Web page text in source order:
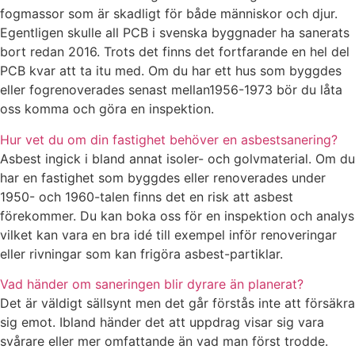
fogmassor som är skadligt för både människor och djur.
Egentligen skulle all PCB i svenska byggnader ha sanerats
bort redan 2016. Trots det finns det fortfarande en hel del
PCB kvar att ta itu med. Om du har ett hus som byggdes
eller fogrenoverades senast mellan1956-1973 bör du låta
oss komma och göra en inspektion.
Hur vet du om din fastighet behöver en asbestsanering?
Asbest ingick i bland annat isoler- och golvmaterial. Om du
har en fastighet som byggdes eller renoverades under
1950- och 1960-talen finns det en risk att asbest
förekommer. Du kan boka oss för en inspektion och analys
vilket kan vara en bra idé till exempel inför renoveringar
eller rivningar som kan frigöra asbest-partiklar.
Vad händer om saneringen blir dyrare än planerat?
Det är väldigt sällsynt men det går förstås inte att försäkra
sig emot. Ibland händer det att uppdrag visar sig vara
svårare eller mer omfattande än vad man först trodde.